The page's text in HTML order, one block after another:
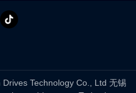
Technology Co., Ltd 无锡